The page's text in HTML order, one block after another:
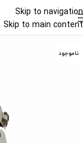
Skip to navigation
Skip to main content
ناموجود